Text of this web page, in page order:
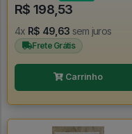
R$ 198,53
4x R$ 49,63 sem juros
Frete Grátis
Carrinho